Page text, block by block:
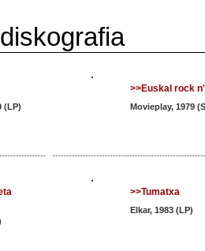
(LP)
>>Euskal rock
Movieplay, 1979
>>Tumatxa
Elkar, 1983 (LP)